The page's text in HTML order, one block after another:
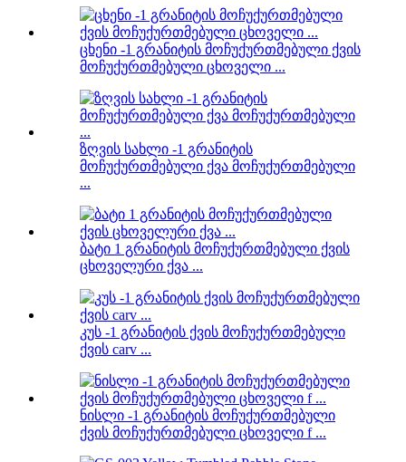
ცხენი -1 გრანიტის მოჩუქურთმებული ქვის
მოჩუქურთმებული ცხოველი ...
ზღვის სახლი -1 გრანიტის
მოჩუქურთმებული ქვა მოჩუქურთმებული
...
ბატი 1 გრანიტის მოჩუქურთმებული ქვის
ცხოველური ქვა ...
კუს -1 გრანიტის ქვის მოჩუქურთმებული
ქვის carv ...
ნისლი -1 გრანიტის მოჩუქურთმებული
ქვის მოჩუქურთმებული ცხოველი f ...